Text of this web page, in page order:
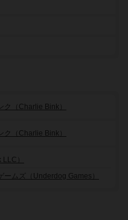
ク（Charlie Bink）
ク（Charlie Bink）
）
ームズ（Underdog Games）